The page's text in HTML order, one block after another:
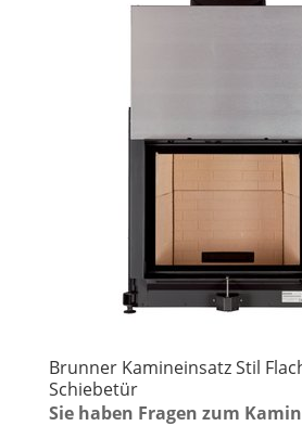
Brunner Kamineinsatz Stil
Schiebetür
Sie haben Fragen zum